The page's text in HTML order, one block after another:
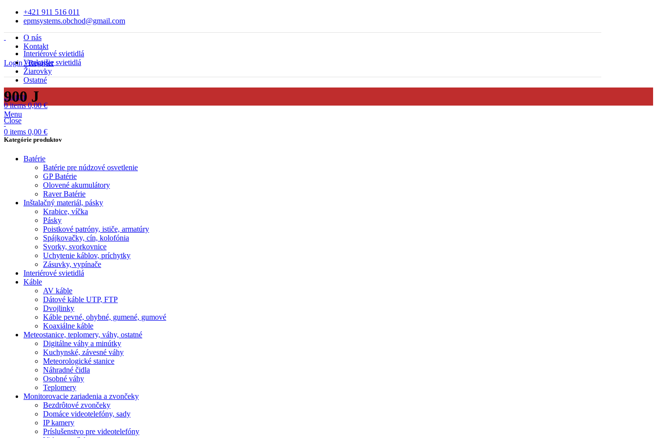
+421 911 516 011
epmsystems.obchod@gmail.com
O nás
Kontakt
Login / Register
Interiérové svietidlá
Vonkajšie svietidlá
Žiarovky
Ostatné
Search
0items 0,00€
Menu
0 items 0,00 €
900 J
Close
Kategórie produktov
Batérie
Batérie pre núdzové osvetlenie
GP Batérie
Olovené akumulátory
Raver Batérie
Inštalačný materiál, pásky
Krabice, víčka
Pásky
Poistkové patróny, ističe, armatúry
Spájkovačky, cín, kolofónia
Svorky, svorkovnice
Uchytenie káblov, príchytky
Zásuvky, vypínače
Interiérové svietidlá
Káble
AV káble
Dátové káble UTP, FTP
Dvojlinky
Káble pevné, ohybné, gumené, gumové
Koaxiálne káble
Meteostanice, teplomery, váhy, ostatné
Digitálne váhy a minútky
Kuchynské, závesné váhy
Meteorologické stanice
Náhradné čidla
Osobné váhy
Teplomery
Monitorovacie zariadenia a zvončeky
Bezdrôtové zvončeky
Domáce videotelefóny, sady
IP kamery
Príslušenstvo pre videotelefóny